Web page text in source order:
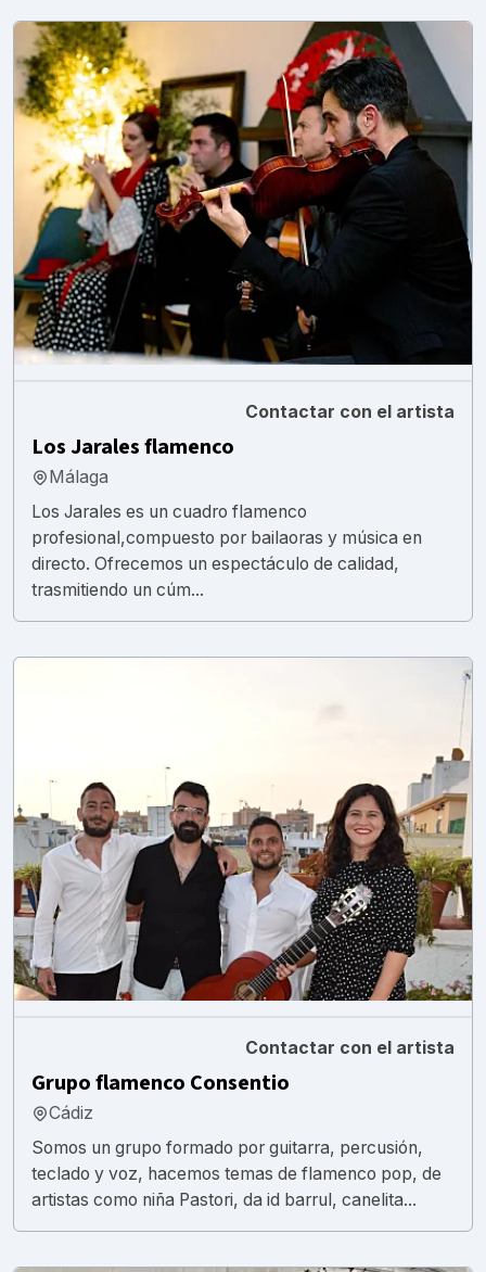
Contactar con el artista
Los Jarales flamenco
Málaga
Los Jarales es un cuadro flamenco
profesional,compuesto por bailaoras y música en
directo. Ofrecemos un espectáculo de calidad,
trasmitiendo un cúm...
Contactar con el artista
Grupo flamenco Consentio
Cádiz
Somos un grupo formado por guitarra, percusión,
teclado y voz, hacemos temas de flamenco pop, de
artistas como niña Pastori, da id barrul, canelita...